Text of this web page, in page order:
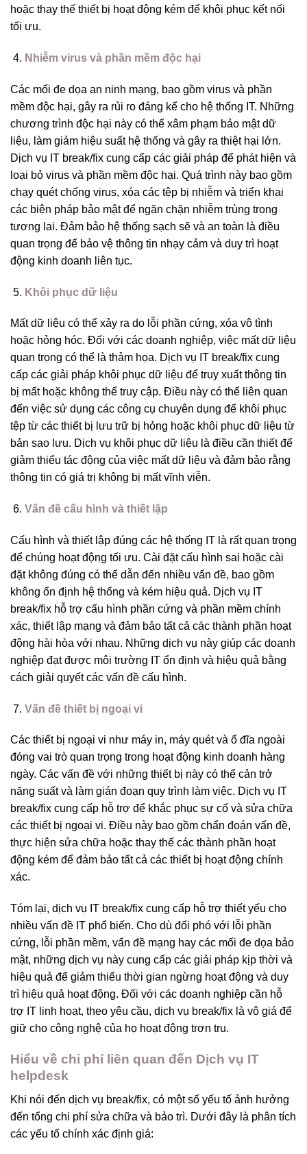
hoặc thay thế thiết bị hoạt động kém để khôi phục kết nối
tối ưu.
Nhiễm virus và phần mềm độc hại
Các mối đe dọa an ninh mạng, bao gồm virus và phần
mềm độc hại, gây ra rủi ro đáng kể cho hệ thống IT. Những
chương trình độc hại này có thể xâm phạm bảo mật dữ
liệu, làm giảm hiệu suất hệ thống và gây ra thiệt hại lớn.
Dịch vụ IT break/fix cung cấp các giải pháp để phát hiện và
loại bỏ virus và phần mềm độc hại. Quá trình này bao gồm
chạy quét chống virus, xóa các tệp bị nhiễm và triển khai
các biện pháp bảo mật để ngăn chặn nhiễm trùng trong
tương lai. Đảm bảo hệ thống sạch sẽ và an toàn là điều
quan trọng để bảo vệ thông tin nhạy cảm và duy trì hoạt
động kinh doanh liên tục.
Khôi phục dữ liệu
Mất dữ liệu có thể xảy ra do lỗi phần cứng, xóa vô tình
hoặc hỏng hóc. Đối với các doanh nghiệp, việc mất dữ liệu
quan trọng có thể là thảm họa. Dịch vụ IT break/fix cung
cấp các giải pháp khôi phục dữ liệu để truy xuất thông tin
bị mất hoặc không thể truy cập. Điều này có thể liên quan
đến việc sử dụng các công cụ chuyên dụng để khôi phục
tệp từ các thiết bị lưu trữ bị hỏng hoặc khôi phục dữ liệu từ
bản sao lưu. Dịch vụ khôi phục dữ liệu là điều cần thiết để
giảm thiểu tác động của việc mất dữ liệu và đảm bảo rằng
thông tin có giá trị không bị mất vĩnh viễn.
Vấn đề cấu hình và thiết lập
Cấu hình và thiết lập đúng các hệ thống IT là rất quan trọng
để chúng hoạt động tối ưu. Cài đặt cấu hình sai hoặc cài
đặt không đúng có thể dẫn đến nhiều vấn đề, bao gồm
không ổn định hệ thống và kém hiệu quả. Dịch vụ IT
break/fix hỗ trợ cấu hình phần cứng và phần mềm chính
xác, thiết lập mạng và đảm bảo tất cả các thành phần hoạt
động hài hòa với nhau. Những dịch vụ này giúp các doanh
nghiệp đạt được môi trường IT ổn định và hiệu quả bằng
cách giải quyết các vấn đề cấu hình.
Vấn đề thiết bị ngoại vi
Các thiết bị ngoại vi như máy in, máy quét và ổ đĩa ngoài
đóng vai trò quan trọng trong hoạt động kinh doanh hàng
ngày. Các vấn đề với những thiết bị này có thể cản trở
năng suất và làm gián đoạn quy trình làm việc. Dịch vụ IT
break/fix cung cấp hỗ trợ để khắc phục sự cố và sửa chữa
các thiết bị ngoại vi. Điều này bao gồm chẩn đoán vấn đề,
thực hiện sửa chữa hoặc thay thế các thành phần hoạt
động kém để đảm bảo tất cả các thiết bị hoạt động chính
xác.
Tóm lại, dịch vụ IT break/fix cung cấp hỗ trợ thiết yếu cho
nhiều vấn đề IT phổ biến. Cho dù đối phó với lỗi phần
cứng, lỗi phần mềm, vấn đề mạng hay các mối đe dọa bảo
mật, những dịch vụ này cung cấp các giải pháp kịp thời và
hiệu quả để giảm thiểu thời gian ngừng hoạt động và duy
trì hiệu quả hoạt động. Đối với các doanh nghiệp cần hỗ
trợ IT linh hoạt, theo yêu cầu, dịch vụ break/fix là vô giá để
giữ cho công nghệ của họ hoạt động trơn tru.
Hiểu về chi phí liên quan đến Dịch vụ IT
helpdesk
Khi nói đến dịch vụ break/fix, có một số yếu tố ảnh hưởng
đến tổng chi phí sửa chữa và bảo trì. Dưới đây là phân tích
các yếu tố chính xác định giá: